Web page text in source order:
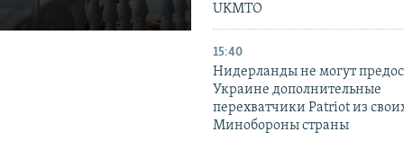
UKMTO
15:40
Нидерланды не могут
Украине дополнительные
перехватчики Patriot из
Минобороны страны